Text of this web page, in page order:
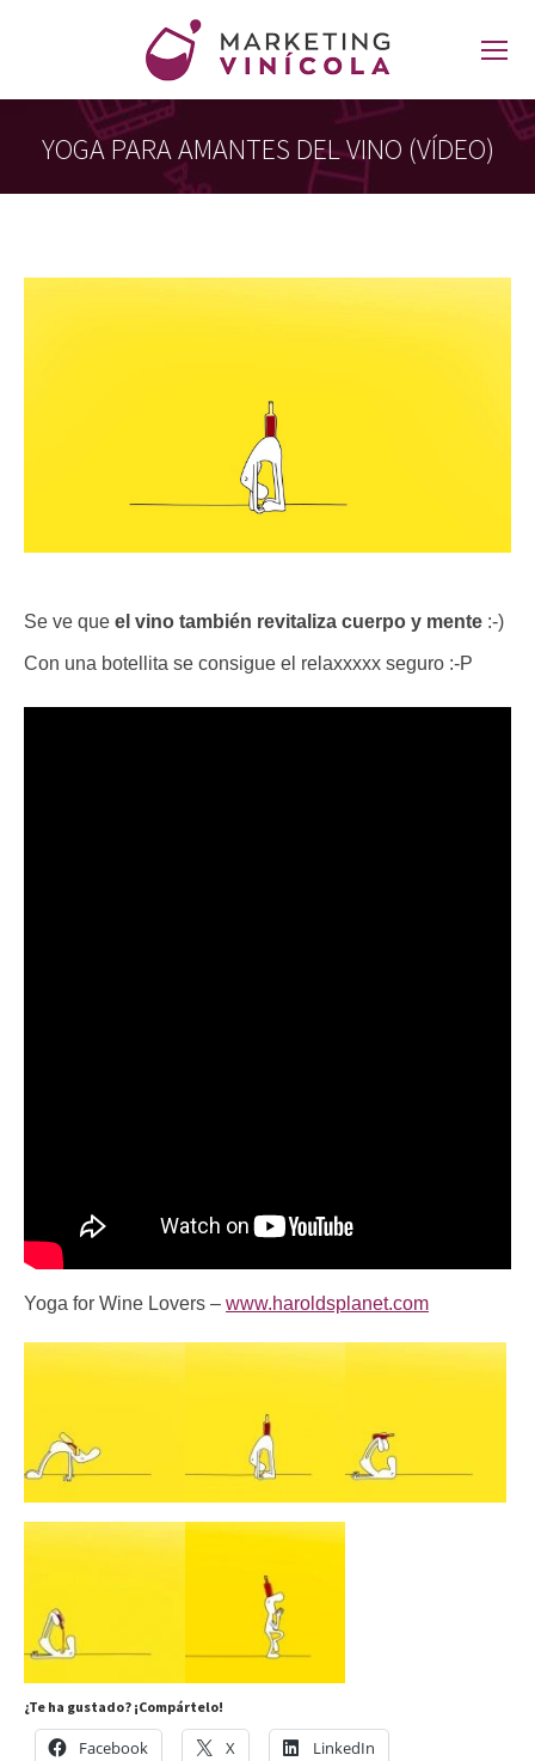
YOGA PARA AMANTES DEL VINO (VÍDEO)
Estás aquí:
Se ve que el vino también revitaliza cuerpo y mente :-)
Con una botellita se consigue el relaxxxxx seguro :-P
Yoga for Wine Lovers – www.haroldsplanet.com
¿Te ha gustado? ¡Compártelo!
Facebook X LinkedIn